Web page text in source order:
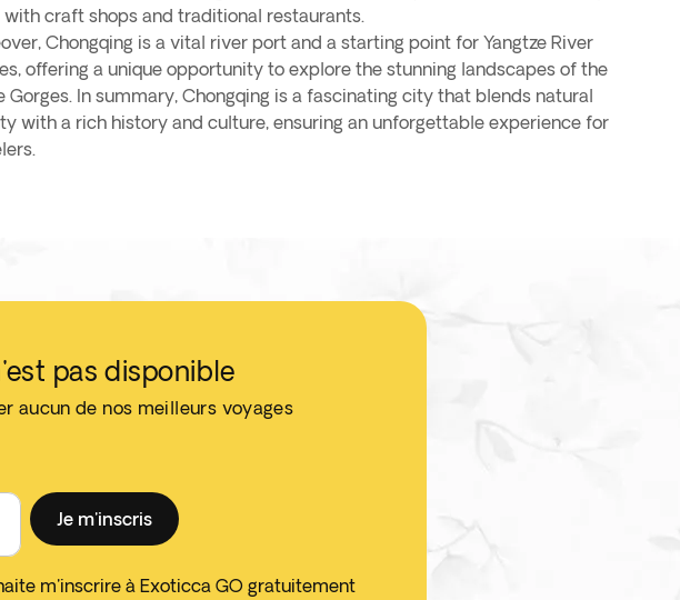
craft shops and traditional restaurants.
Chongqing is a vital river port and a starting point for Yangtze River
offering a unique opportunity to explore the stunning landscapes of the
Gorges. In summary, Chongqing is a fascinating city that blends natural
with a rich history and culture, ensuring an unforgettable experience for
pas disponible
aucun de nos meilleurs voyages
Je m'inscris
m'inscrire à Exoticca GO gratuitement